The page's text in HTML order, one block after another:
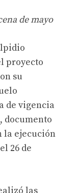
de mayo
proyecto
su
de vigencia
documento
la ejecución
26 de